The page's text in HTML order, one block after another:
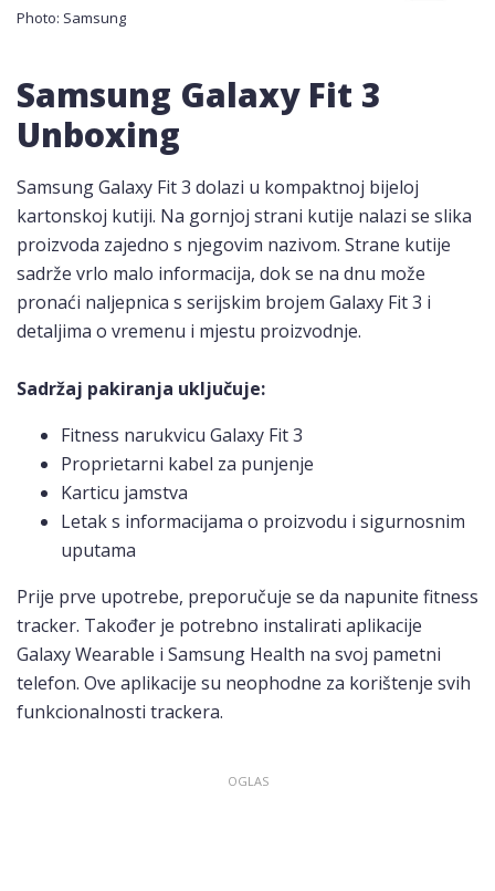
Photo: Samsung
Samsung Galaxy Fit 3
Unboxing
Samsung Galaxy Fit 3 dolazi u kompaktnoj bijeloj
kartonskoj kutiji. Na gornjoj strani kutije nalazi se slika
proizvoda zajedno s njegovim nazivom. Strane kutije
sadrže vrlo malo informacija, dok se na dnu može
pronaći naljepnica s serijskim brojem Galaxy Fit 3 i
detaljima o vremenu i mjestu proizvodnje.
Sadržaj pakiranja uključuje:
Fitness narukvicu Galaxy Fit 3
Proprietarni kabel za punjenje
Karticu jamstva
Letak s informacijama o proizvodu i sigurnosnim
uputama
Prije prve upotrebe, preporučuje se da napunite fitness
tracker. Također je potrebno instalirati aplikacije
Galaxy Wearable i Samsung Health na svoj pametni
telefon. Ove aplikacije su neophodne za korištenje svih
funkcionalnosti trackera.